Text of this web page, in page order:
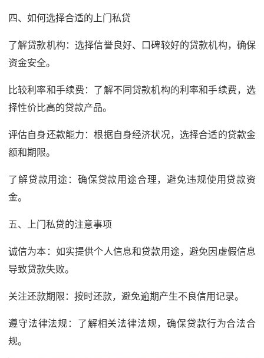
四、如何选择合适的上门私贷
了解贷款机构：选择信誉良好、口碑较好的贷款机构，确保
资金安全。
比较利率和手续费：了解不同贷款机构的利率和手续费，选
择性价比高的贷款产品。
评估自身还款能力：根据自身经济状况，选择合适的贷款金
额和期限。
了解贷款用途：确保贷款用途合理，避免违规使用贷款资
金。
五、上门私贷的注意事项
诚信为本：如实提供个人信息和贷款用途，避免因虚假信息
导致贷款失败。
关注还款期限：按时还款，避免逾期产生不良信用记录。
遵守法律法规：了解相关法律法规，确保贷款行为合法合
规。